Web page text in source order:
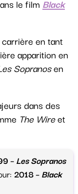
le film Black
en tant
apparition en
Sopranosen
dans des
The Wireet
–Les Sopranos
2018 –Black